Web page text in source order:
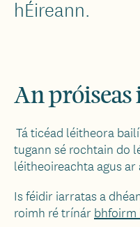
hÉireann.
An
Tá ticéad léitheora
tugann sé rochtain do
léitheoireachta agus ar
Is féidir iarratas a
roimh ré trínárbhfoirm